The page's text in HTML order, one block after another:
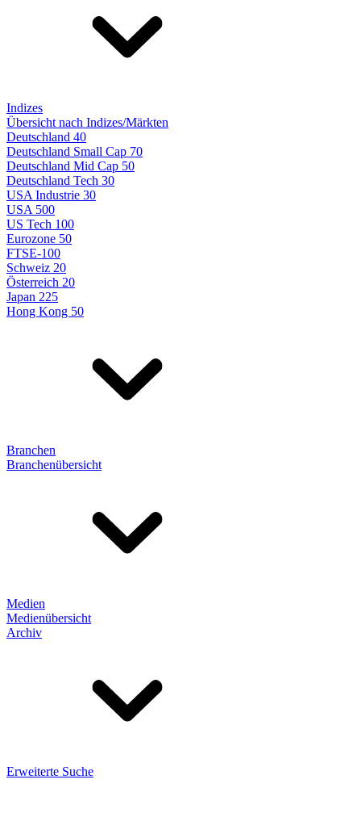
Indizes
Übersicht nach Indizes/Märkten
Deutschland 40
Deutschland Small Cap 70
Deutschland Mid Cap 50
Deutschland Tech 30
USA Industrie 30
USA 500
US Tech 100
Eurozone 50
FTSE-100
Schweiz 20
Österreich 20
Japan 225
Hong Kong 50
Branchen
Branchenübersicht
Medien
Medienübersicht
Archiv
Erweiterte Suche